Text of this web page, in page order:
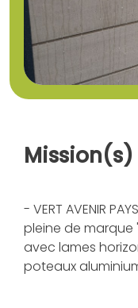
Mission(s)
- VERT AVENIR
pleine de
avec lames
poteaux